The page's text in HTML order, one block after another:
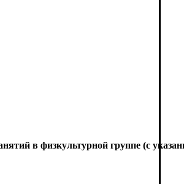
в физкультурной группе (с